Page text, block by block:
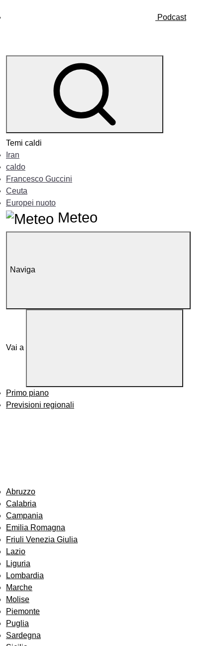
Podcast
Temi caldi
Iran
caldo
Francesco Guccini
Ceuta
Europei nuoto
Meteo
Naviga
Vai a
Primo piano
Previsioni regionali
Abruzzo
Calabria
Campania
Emilia Romagna
Friuli Venezia Giulia
Lazio
Liguria
Lombardia
Marche
Molise
Piemonte
Puglia
Sardegna